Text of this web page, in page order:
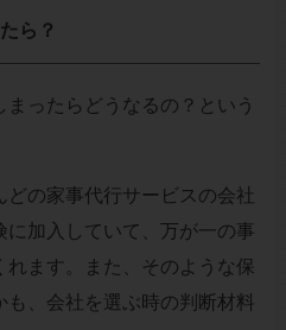
ら？
ったらどうなるの？という
の家事代行サービスの会社
加入していて、万が一の事
ます。また、そのような保
、会社を選ぶ時の判断材料